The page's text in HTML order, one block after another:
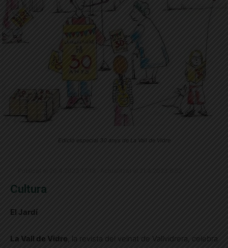
Edició especial 30 anys de La Vall de Vidre
Cultura
El Jardí
La Vall de Vidre , la revista del veïnat de Vallvidrera, celebra